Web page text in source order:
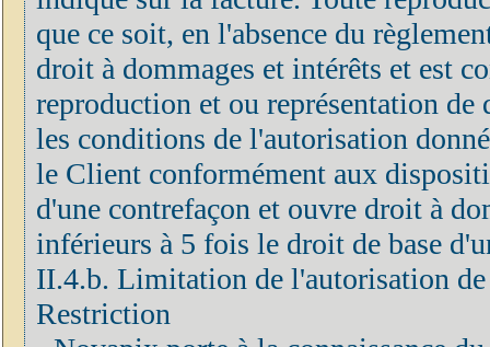
que ce soit, en l'absence du
droit à dommages et intérêts et est
reproduction et ou représentation de
les conditions de l'autorisation
le Client conformément aux
d'une contrefaçon et ouvre droit à
inférieurs à 5 fois le droit de base
II.4.b. Limitation de l'autorisation
Restriction